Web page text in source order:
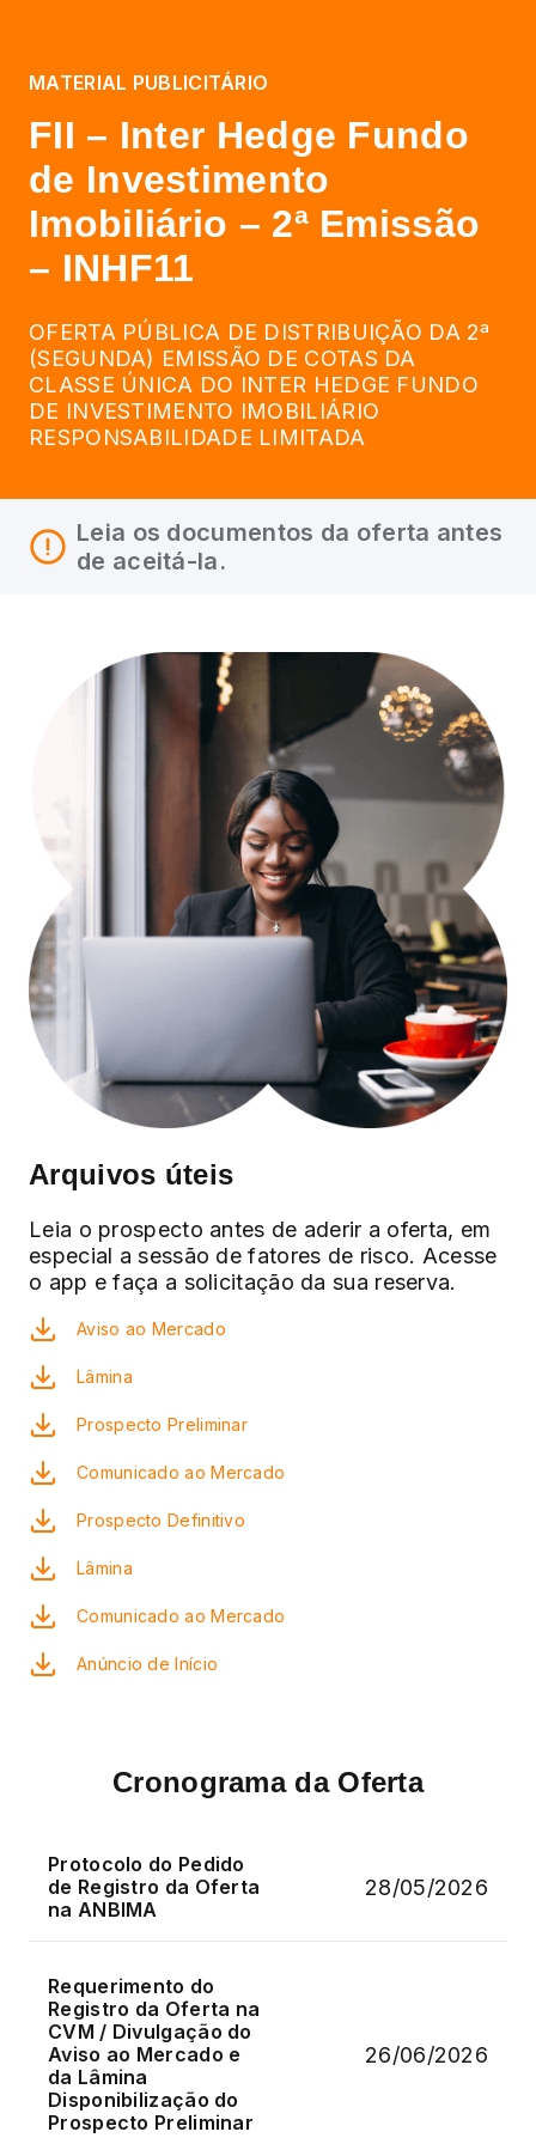
MATERIAL PUBLICITÁRIO
FII – Inter Hedge Fundo
de Investimento
Imobiliário – 2ª Emissão
– INHF11
OFERTA PÚBLICA DE DISTRIBUIÇÃO DA 2ª
(SEGUNDA) EMISSÃO DE COTAS DA
CLASSE ÚNICA DO INTER HEDGE FUNDO
DE INVESTIMENTO IMOBILIÁRIO
RESPONSABILIDADE LIMITADA
Leia os documentos da oferta antes
de aceitá-la.
Arquivos úteis
Leia o prospecto antes de aderir a oferta, em
especial a sessão de fatores de risco. Acesse
o app e faça a solicitação da sua reserva.
Aviso ao Mercado
Lâmina
Prospecto Preliminar
Comunicado ao Mercado
Prospecto Definitivo
Lâmina
Comunicado ao Mercado
Anúncio de Início
Cronograma da Oferta
Protocolo do Pedido
de Registro da Oferta
na ANBIMA
28/05/2026
Requerimento do
Registro da Oferta na
CVM / Divulgação do
Aviso ao Mercado e
da Lâmina
Disponibilização do
Prospecto Preliminar
26/06/2026